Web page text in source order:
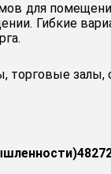
для
Гибкие
залы,